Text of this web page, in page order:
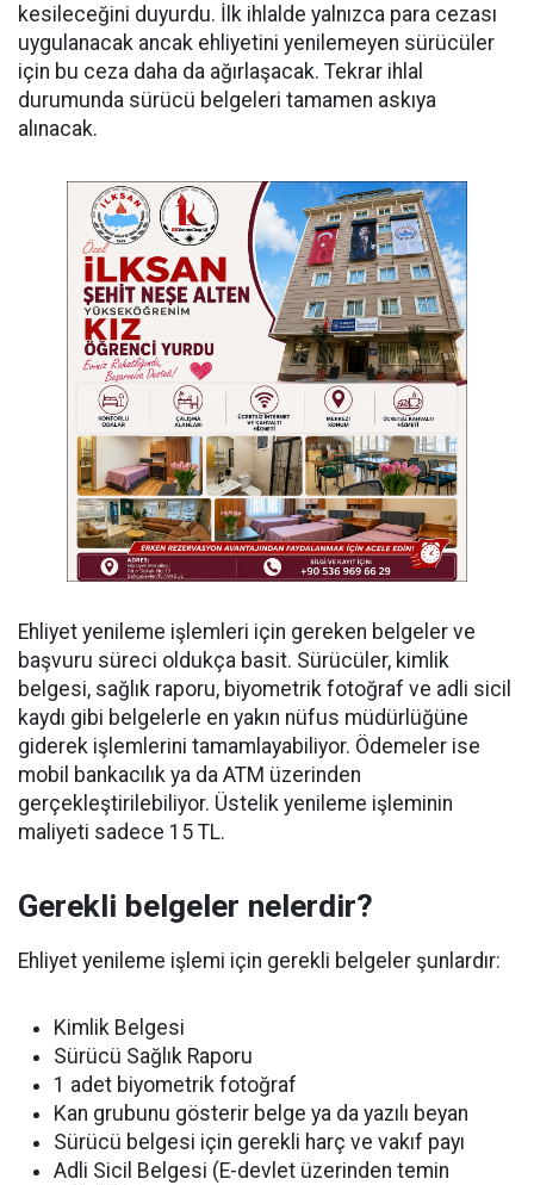
kesileceğini duyurdu. İlk ihlalde yalnızca para cezası
uygulanacak ancak ehliyetini yenilemeyen sürücüler
için bu ceza daha da ağırlaşacak. Tekrar ihlal
durumunda sürücü belgeleri tamamen askıya
alınacak.
Ehliyet yenileme işlemleri için gereken belgeler ve
başvuru süreci oldukça basit. Sürücüler, kimlik
belgesi, sağlık raporu, biyometrik fotoğraf ve adli sicil
kaydı gibi belgelerle en yakın nüfus müdürlüğüne
giderek işlemlerini tamamlayabiliyor. Ödemeler ise
mobil bankacılık ya da ATM üzerinden
gerçekleştirilebiliyor. Üstelik yenileme işleminin
maliyeti sadece 15 TL.
Gerekli belgeler nelerdir?
Ehliyet yenileme işlemi için gerekli belgeler şunlardır:
Kimlik Belgesi
Sürücü Sağlık Raporu
1 adet biyometrik fotoğraf
Kan grubunu gösterir belge ya da yazılı beyan
Sürücü belgesi için gerekli harç ve vakıf payı
Adli Sicil Belgesi (E-devlet üzerinden temin